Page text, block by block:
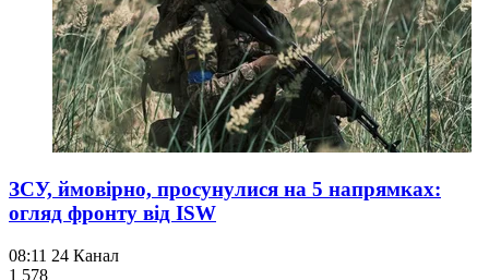
ЗСУ, ймовірно, просунулися на 5 напрямках:
огляд фронту від ISW
08:11 24 Канал
1 578